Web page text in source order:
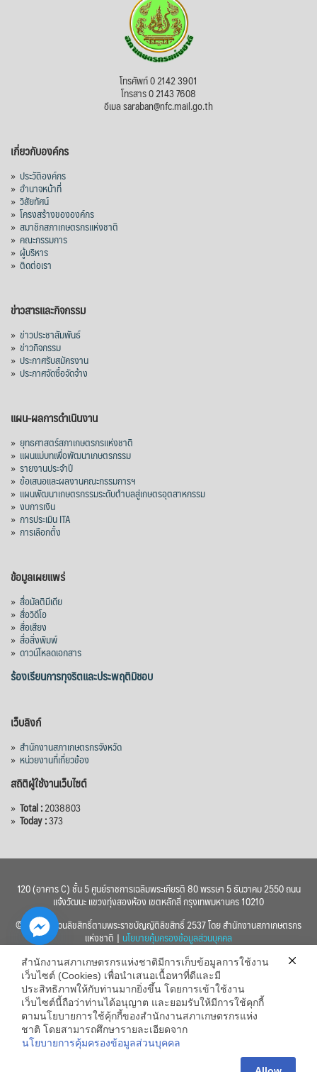
โทรศัพท์ 0 2142 3901
โทรสาร 0 2143 7608
อีเมล saraban@nfc.mail.go.th
เกี่ยวกับองค์กร
» ประวัติองค์กร
» อำนาจหน้าที่
» วิสัยทัศน์
» โครงสร้างขององค์กร
» สมาชิกสภาเกษตรกรแห่งชาติ
» คณะกรรมการ
» ผู้บริหาร
» ติดต่อเรา
ข่าวสารและกิจกรรม
» ข่าวประชาสัมพันธ์
» ข่าวกิจกรรม
» ประกาศรับสมัครงาน
» ประกาศจัดซื้อจัดจ้าง
แผน-ผลการดำเนินงาน
» ยุทธศาสตร์สภาเกษตรกรแห่งชาติ
» แผนแม่บทเพื่อพัฒนาเกษตรกรรม
» รายงานประจำปี
» ข้อเสนอและผลงานคณะกรรมการฯ
» แผนพัฒนาเกษตรกรรมระดับตำบลสู่เกษตรอุตสาหกรรม
» งบการเงิน
» การประเมิน ITA
» การเลือกตั้ง
ข้อมูลเผยแพร่
» สื่อมัลติมีเดีย
» สื่อวิดีโอ
» สื่อเสียง
» สื่อสิ่งพิมพ์
» ดาวน์โหลดเอกสาร
ร้องเรียนการทุจริตและประพฤติมิชอบ
เว็บลิงก์
» สำนักงานสภาเกษตรกรจังหวัด
» หน่วยงานที่เกี่ยวข้อง
สถิติผู้ใช้งานเว็บไซต์
» Total :2038803
» Today :373
120 (อาคาร C) ชั้น 5 ศูนย์ราชการเฉลิมพระเกียรติ 80 พรรษา 5 ธันวาคม 2550 ถนน
แจ้งวัฒนะ แขวงทุ่งสองห้อง เขตหลักสี่ กรุงเทพมหานคร 10210
© 2560 สงวนลิขสิทธิ์ตามพระราชบัญญัติลิขสิทธิ์ 2537 โดย สำนักงานสภาเกษตรกร
แห่งชาติ | นโยบายคุ้มครองข้อมูลส่วนบุคคล
สำนักงานสภาเกษตรกรแห่งชาติมีการเก็บข้อมูลการใช้งาน
เว็บไซต์ (Cookies) เพื่อนำเสนอเนื้อหาที่ดีและมี
ประสิทธิภาพให้กับท่านมากยิ่งขึ้น โดยการเข้าใช้งาน
เว็บไซต์นี้ถือว่าท่านได้อนุญาต และยอมรับให้มีการใช้คุกกี้
ตามนโยบายการใช้คุ้กกี้ของสำนักงานสภาเกษตรกรแห่ง
ชาติ โดยสามารถศึกษารายละเอียดจาก
นโยบายการคุ้มครองข้อมูลส่วนบุคคล
Hide
chaty